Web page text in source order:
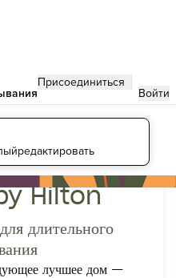
Присоединиться
Войти
1 номер, 1 взрослый
LivSmart
Hilton
длительного
лучшее дом —